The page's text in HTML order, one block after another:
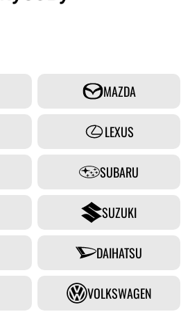
MAZDA
LEXUS
SUBARU
SUZUKI
DAIHATSU
VOLKSWAGEN